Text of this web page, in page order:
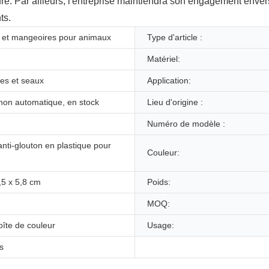
mangeoires pour animaux Type d'article :
Matériel:
et seaux Application:
automatique, en stock Lieu d'origine :
Numéro de modèle :
glouton en plastique pour
Couleur:
x 5,8 cm Poids:
MOQ:
de couleur Usage: